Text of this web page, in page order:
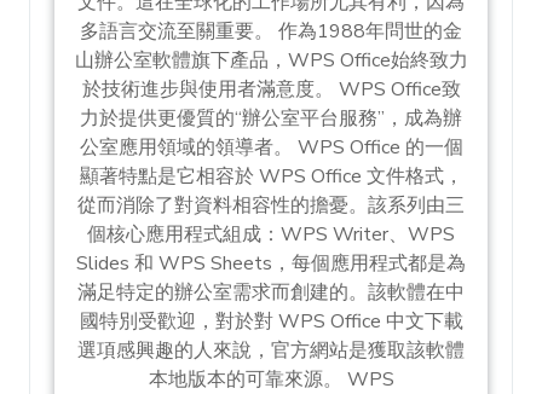
多語言交流至關重要。 作為1988年問世的金
山辦公室軟體旗下產品，WPS Office始終致力
於技術進步與使用者滿意度。 WPS Office致
力於提供更優質的“辦公室平台服務”，成為辦
公室應用領域的領導者。 WPS Office 的一個
顯著特點是它相容於 WPS Office 文件格式，
從而消除了對資料相容性的擔憂。該系列由三
個核心應用程式組成：WPS Writer、WPS
Slides 和 WPS Sheets，每個應用程式都是為
滿足特定的辦公室需求而創建的。該軟體在中
國特別受歡迎，對於對 WPS Office 中文下載
選項感興趣的人來說，官方網站是獲取該軟體
本地版本的可靠來源。 WPS